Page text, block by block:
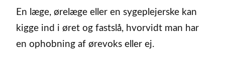
En læge, ørelæge eller en sygeplejerske kan
kigge ind i øret og fastslå, hvorvidt man har
en ophobning af ørevoks eller ej.